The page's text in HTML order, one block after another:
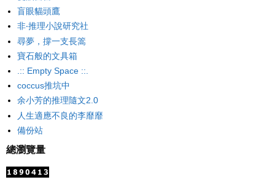
盲眼貓頭鷹
非‧推理小說研究社
尋夢，撐一支長篙
寶石般的文具箱
.:: Empty Space ::.
coccus推坑中
余小芳的推理隨文2.0
人生適應不良的李靡靡
備份站
總瀏覽量